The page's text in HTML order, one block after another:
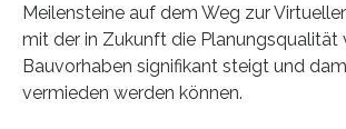
Meilensteine auf dem Weg zur
mit der in Zukunft die Planungsqualität
Bauvorhaben signifikant steigt und
vermieden werden können.